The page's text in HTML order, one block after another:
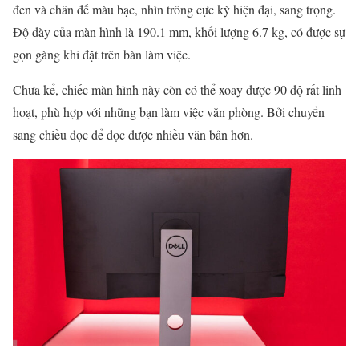
đen và chân đế màu bạc, nhìn trông cực kỳ hiện đại, sang trọng.
Độ dày của màn hình là 190.1 mm, khối lượng 6.7 kg, có được sự
gọn gàng khi đặt trên bàn làm việc.
Chưa kể, chiếc màn hình này còn có thể xoay được 90 độ rất linh
hoạt, phù hợp với những bạn làm việc văn phòng. Bởi chuyển
sang chiều dọc để đọc được nhiều văn bản hơn.